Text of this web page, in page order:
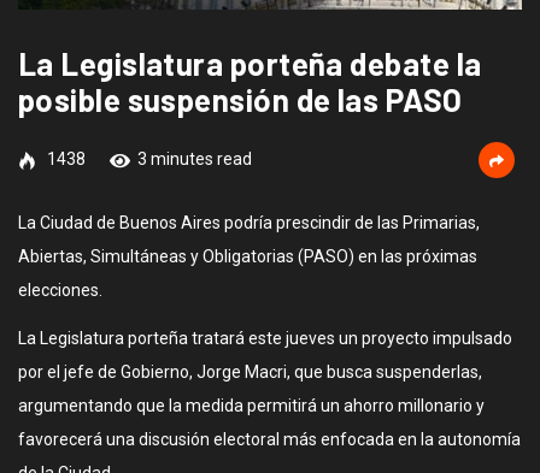
La Legislatura porteña debate la
posible suspensión de las PASO
1438 3 minutes read
La Ciudad de Buenos Aires podría prescindir de las Primarias,
Abiertas, Simultáneas y Obligatorias (PASO) en las próximas
elecciones.
La Legislatura porteña tratará este jueves un proyecto impulsado
por el jefe de Gobierno, Jorge Macri, que busca suspenderlas,
argumentando que la medida permitirá un ahorro millonario y
favorecerá una discusión electoral más enfocada en la autonomía